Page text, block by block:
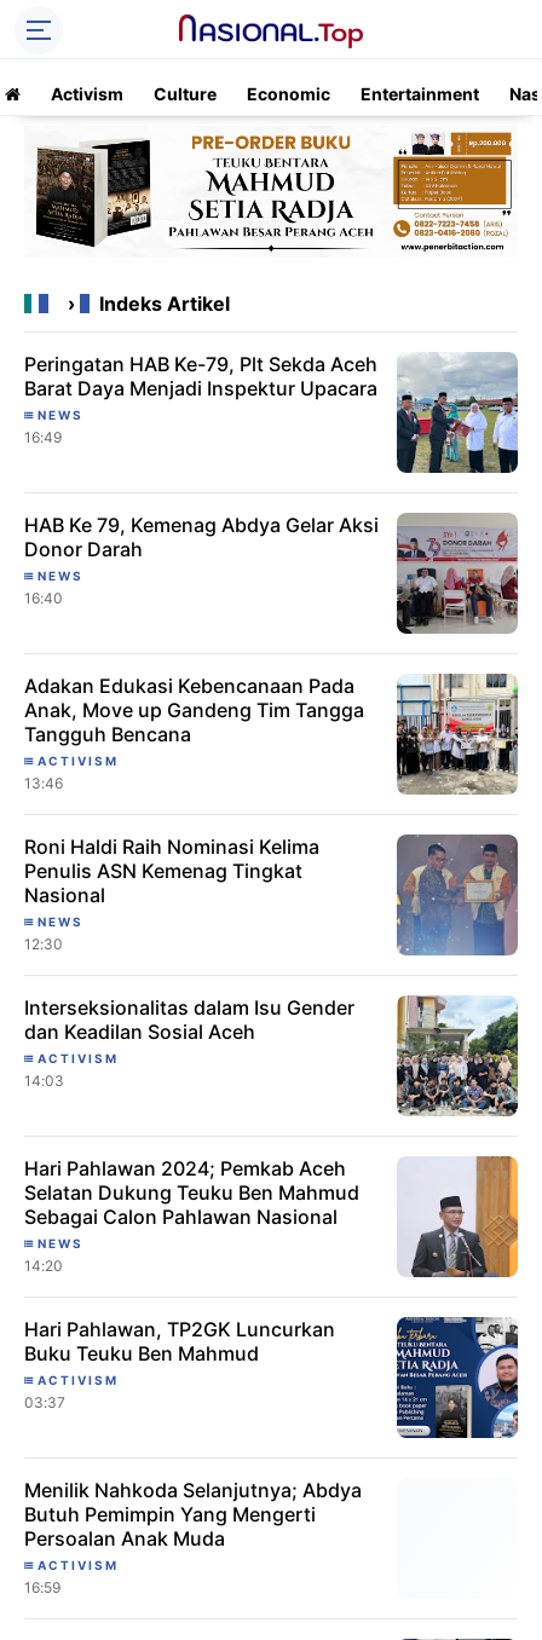
Activism Culture Economic Entertainment
› Indeks Artikel
Peringatan HAB Ke-79, Plt Sekda Aceh
Barat Daya Menjadi Inspektur Upacara
NEWS
16:49
HAB Ke 79, Kemenag Abdya Gelar Aksi
Donor Darah
NEWS
16:40
Adakan Edukasi Kebencanaan Pada
Anak, Move up Gandeng Tim Tangga
Tangguh Bencana
ACTIVISM
13:46
Roni Haldi Raih Nominasi Kelima
Penulis ASN Kemenag Tingkat
Nasional
NEWS
12:30
Interseksionalitas dalam Isu Gender
dan Keadilan Sosial Aceh
ACTIVISM
14:03
Hari Pahlawan 2024; Pemkab Aceh
Selatan Dukung Teuku Ben Mahmud
Sebagai Calon Pahlawan Nasional
NEWS
14:20
Hari Pahlawan, TP2GK Luncurkan
Buku Teuku Ben Mahmud
ACTIVISM
03:37
Menilik Nahkoda Selanjutnya; Abdya
Butuh Pemimpin Yang Mengerti
Persoalan Anak Muda
ACTIVISM
16:59